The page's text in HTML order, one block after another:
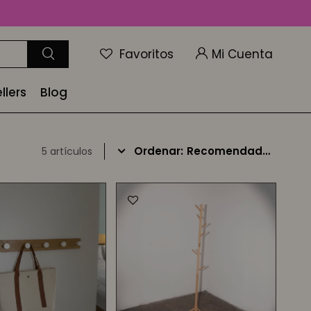
Blog
Favoritos
5 artículos Recomendados